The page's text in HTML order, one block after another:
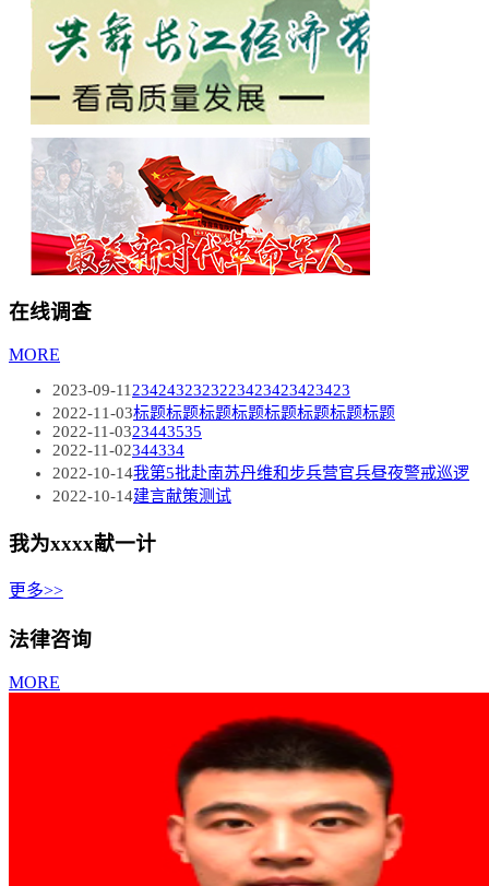
在线调查
MORE
2023-09-11 2342432323223423423423423
2022-11-03标题标题标题标题标题标题标题标题
2022-11-0323443535
2022-11-02344334
2022-10-14我第5批赴南苏丹维和步兵营官兵昼夜警戒巡逻
2022-10-14建言献策测试
我为xxxx献一计
更多>>
法律咨询
MORE